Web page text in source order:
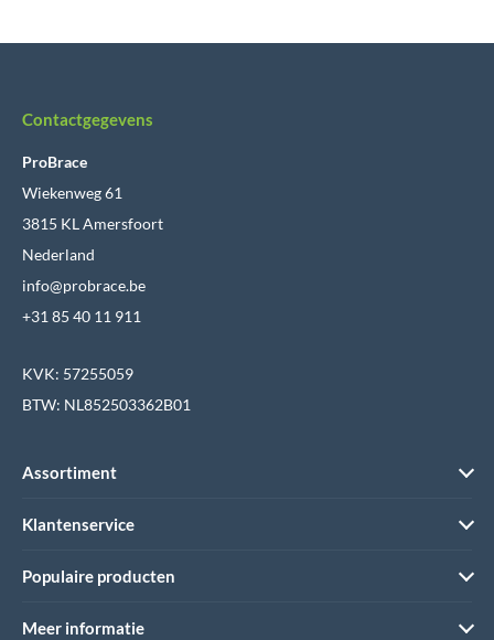
Contactgegevens
ProBrace
Wiekenweg 61
3815 KL Amersfoort
Nederland
info@probrace.be
+31 85 40 11 911
KVK: 57255059
BTW: NL852503362B01
Assortiment
Klantenservice
Populaire producten
Meer informatie